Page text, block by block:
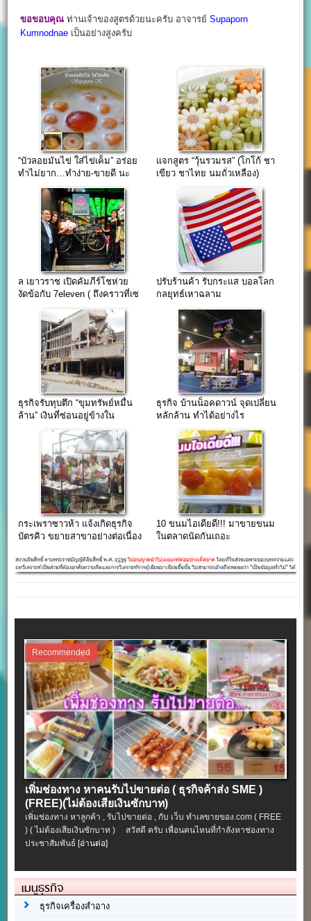
ขอขอบคุณ ท่านเจ้าของสูตรด้วยนะครับ อาจารย์Supaporn
Kumnodnae เป็นอย่างสูงครับ
“บัวลอยมันไข่ ใส่ไข่เค็ม” อร่อย
ทำไม่ยาก…ทำง่าย-ขายดี นะ
แจกสูตร “วุ้นรวมรส” (โกโก้ ชา
เขียว ชาไทย นมถั่วเหลือง)
ล เยาวราช เปิดคัมภีร์โชห่วย
งัดข้อกับ 7eleven ( ถึงคราวที่เซ
ปรับร้านค้า รับกระแส บอลโลก
กลยุทธ์เหาฉลาม
ธุรกิจรับทุบตึก “ขุมทรัพย์หมื่น
ล้าน” เงินที่ซ่อนอยู่ข้างใน
ธุรกิจ บ้านน็อคดาวน์ จุดเปลี่ยน
หลักล้าน ทำได้อย่างไร
กระเพราซาวห้า แจ้งเกิดธุรกิจ
บัตรคิว ขยายสาขาอย่างต่อเนื่อง
10 ขนมไอเดียดี!!! มาขายขนม
ในตลาดนัดกันเถอะ
Recommended
เพิ่มช่องทาง หาคนรับไปขายต่อ ( ธุรกิจค้าส่ง SME )
(FREE)(ไม่ต้องเสียเงินซักบาท)
เพิ่มช่องทาง หาลูกค้า , รับไปขายต่อ , กับ เว็บ ทำเลขายของ.com ( FREE
) ( ไม่ต้องเสียเงินซักบาท ) สวัสดี ครับ เพื่อนคนไหนที่กำลังหาช่องทาง
ประชาสัมพันธ์[อ่านต่อ]
เมนูธุรกิจ
ธุรกิจเครื่องสำอาง